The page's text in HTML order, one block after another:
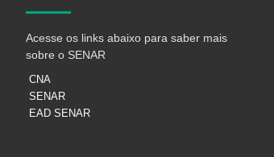
Acesse os links abaixo para saber mais
sobre o SENAR
CNA
SENAR
EAD SENAR